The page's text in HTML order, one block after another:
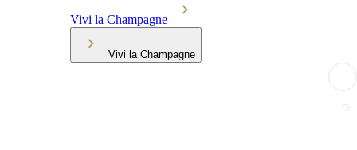
Vivi la Champagne
Vivi la Champagne